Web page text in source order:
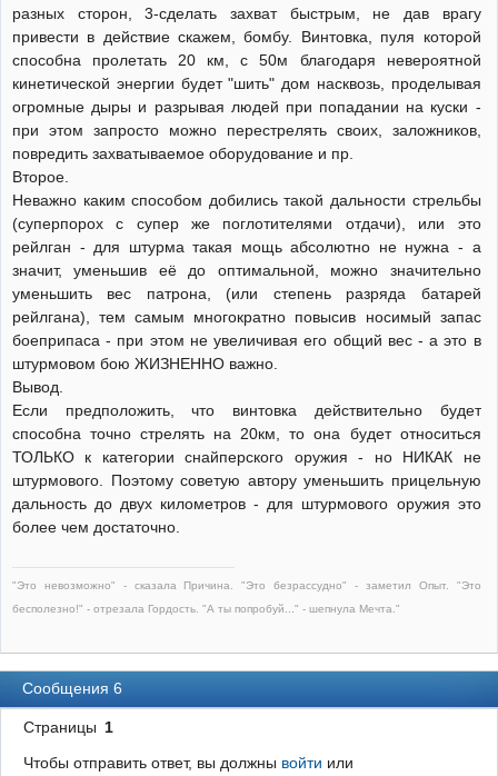
разных сторон, 3-сделать захват быстрым, не дав врагу
привести в действие скажем, бомбу. Винтовка, пуля которой
способна пролетать 20 км, с 50м благодаря невероятной
кинетической энергии будет "шить" дом насквозь, проделывая
огромные дыры и разрывая людей при попадании на куски -
при этом запросто можно перестрелять своих, заложников,
повредить захватываемое оборудование и пр.
Второе.
Неважно каким способом добились такой дальности стрельбы
(суперпорох с супер же поглотителями отдачи), или это
рейлган - для штурма такая мощь абсолютно не нужна - а
значит, уменьшив её до оптимальной, можно значительно
уменьшить вес патрона, (или степень разряда батарей
рейлгана), тем самым многократно повысив носимый запас
боеприпаса - при этом не увеличивая его общий вес - а это в
штурмовом бою ЖИЗНЕННО важно.
Вывод.
Если предположить, что винтовка действительно будет
способна точно стрелять на 20км, то она будет относиться
ТОЛЬКО к категории снайперского оружия - но НИКАК не
штурмового. Поэтому советую автору уменьшить прицельную
дальность до двух километров - для штурмового оружия это
более чем достаточно.
"Это невозможно" - сказала Причина. "Это безрассудно" - заметил Опыт. "Это
бесполезно!" - отрезала Гордость. "А ты попробуй..." - шепнула Мечта."
Сообщения 6
Страницы 1
Чтобы отправить ответ, вы должны войти или